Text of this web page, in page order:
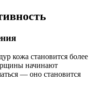
кожа становится более
начинают
— оно становится